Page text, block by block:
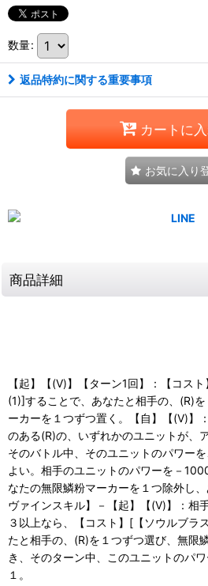
数量:
返品特約に関する重要事項
カートに
お気に入り
商品詳細
【起】【(V)】【ターン1回】：【コス
(1)]することで、あなたと相手の、(R)
ーカーを１つずつ置く。【自】【(V)】
のある(R)の、いずれかのユニットが、
そのバトル中、そのユニットのパワー
よい。相手のユニットのパワーを－
なたの無限鱗粉マーカーを１つ除外し
ヴァインスキル】－【起】【(V)】：相
３以上なら、【コスト】[【ソウルブラ
たと相手の、(R)を１つずつ選び、無限
き、そのターン中、このユニットのパ
１。